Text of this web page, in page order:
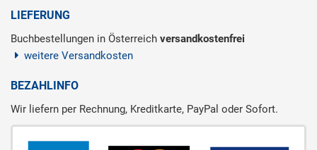
LIEFERUNG
Buchbestellungen in Österreich versandkostenfrei
weitere Versandkosten
BEZAHLINFO
Wir liefern per Rechnung, Kreditkarte, PayPal oder Sofort.